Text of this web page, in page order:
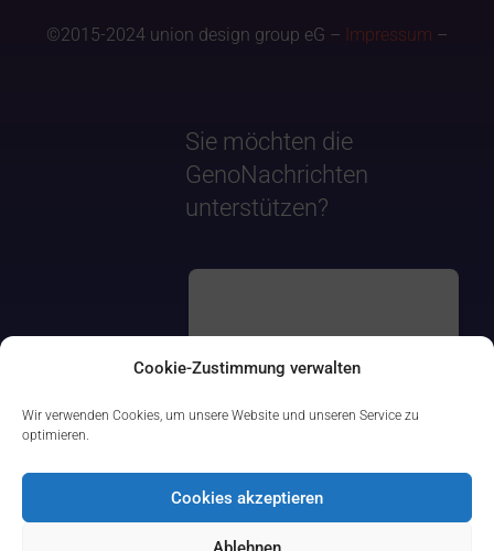
Cookie-Zustimmung verwalten
Wir verwenden Cookies, um unsere Website und unseren Service zu
optimieren.
Cookies akzeptieren
©2015-2024 union design group eG – Impressum –
Sie möchten die
GenoNachrichten
unterstützen?